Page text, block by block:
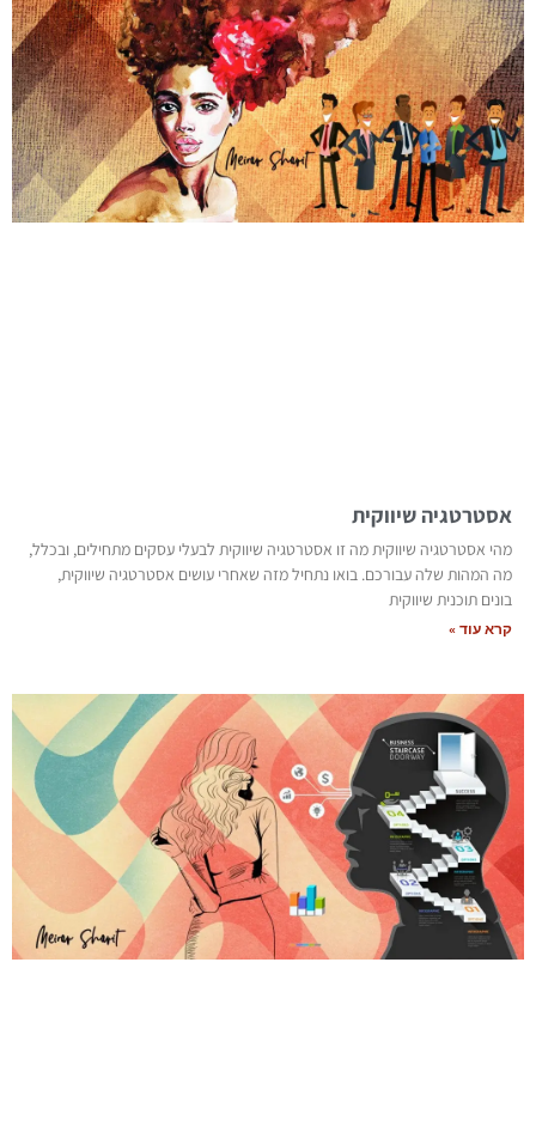
אסטרטגיה שיווקית
מהי אסטרטגיה שיווקית מה זו אסטרטגיה שיווקית לבעלי עסקים מתחילים, ובכלל,
מה המהות שלה עבורכם. בואו נתחיל מזה שאחרי עושים אסטרטגיה שיווקית,
בונים תוכנית שיווקית
קרא עוד »